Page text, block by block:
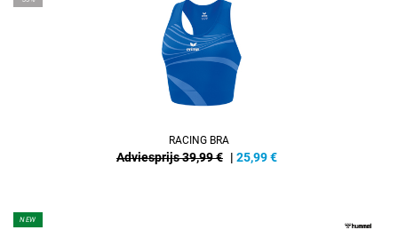
RACING BRA
Adviesprijs 39,99 € | 25,99€
NEW